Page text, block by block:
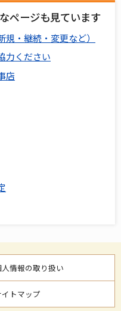
ページも見ています
・継続・変更など）
力ください
店
情報の取り扱い
トマップ